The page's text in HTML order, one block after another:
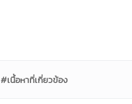
#เนื้อหาที่เกี่ยวข้อง